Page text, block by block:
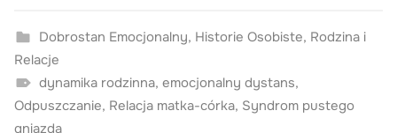
Dobrostan Emocjonalny, Historie Osobiste, Rodzina i
Relacje
dynamika rodzinna, emocjonalny dystans,
Odpuszczanie, Relacja matka-córka, Syndrom pustego
gniazda